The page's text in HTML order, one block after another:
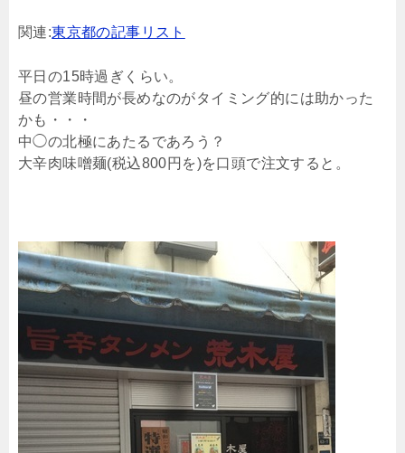
関連:東京都の記事リスト
平日の15時過ぎくらい。
昼の営業時間が長めなのがタイミング的には助かった
かも・・・
中◯の北極にあたるであろう？
大辛肉味噌麺(税込800円を)を口頭で注文すると。